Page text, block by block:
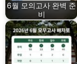
6월 모의고사 완벽 준
비